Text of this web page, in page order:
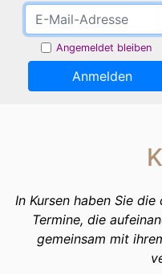
Angemeldet bleiben
Anmelden
InKursen haben Sie
Termine, die
gemeinsam mit